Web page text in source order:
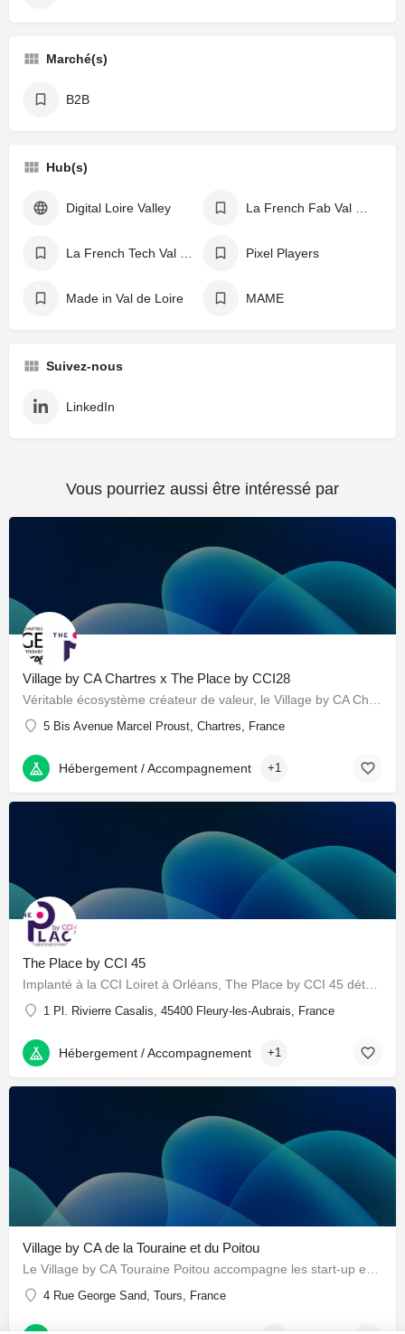
Marché(s)
B2B
Hub(s)
Digital Loire Valley La French Fab Val de Loire
La French Tech Val de Loire Pixel Players
Made in Val de Loire MAME
Suivez-nous
LinkedIn
Vous pourriez aussi être intéressé par
Village by CA Chartres x The Place by CCI28
Véritable écosystème créateur de valeur, le Village by CA Chartres X The Place by CCI28 a pour mission de…
5 Bis Avenue Marcel Proust, Chartres, France
Hébergement / Accompagnement +1
The Place by CCI 45
Implanté à la CCI Loiret à Orléans, The Place by CCI 45 détecte et accompagne le développement de projets…
1 Pl. Rivierre Casalis, 45400 Fleury-les-Aubrais, France
Hébergement / Accompagnement +1
Village by CA de la Touraine et du Poitou
Le Village by CA Touraine Poitou accompagne les start-up en phase d'accélération grâce à un écosystème…
4 Rue George Sand, Tours, France